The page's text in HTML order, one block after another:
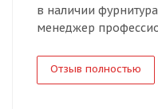
в наличии
менеджер
Отзыв полностью